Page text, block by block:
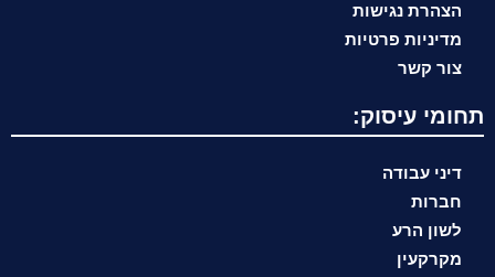
הצהרת נגישות
מדיניות פרטיות
צור קשר
תחומי עיסוק:
דיני עבודה
חברות
לשון הרע
מקרקעין